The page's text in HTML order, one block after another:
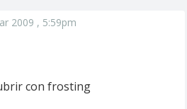
2009 , 5:59pm
con frosting